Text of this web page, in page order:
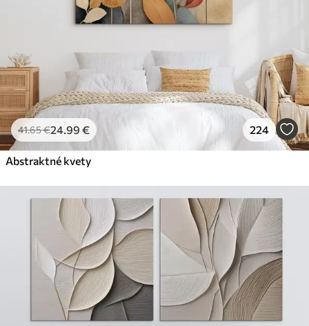
41.65€24.99 € 224
Abstraktné kvety